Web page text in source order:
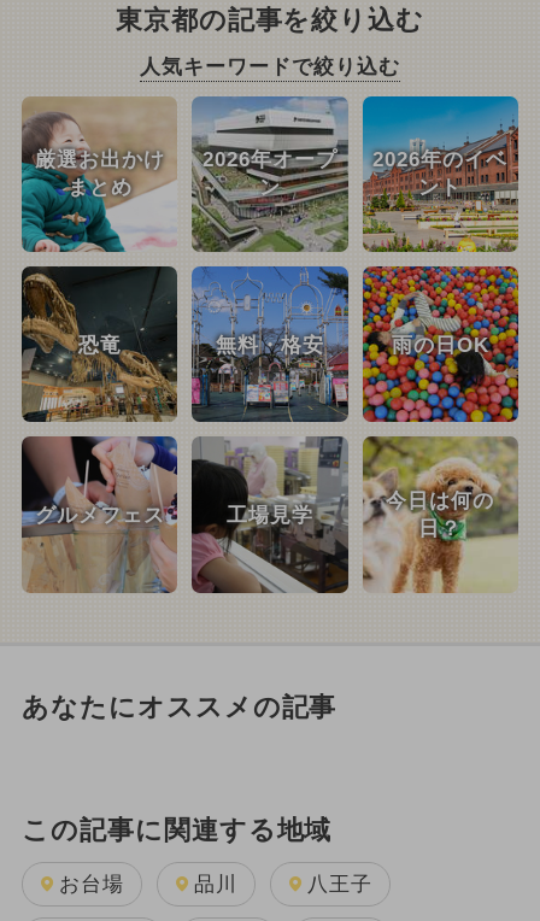
東京都の記事を絞り込む
人気キーワードで絞り込む
厳選お出かけ
まとめ
2026年オープ
ン
2026年のイベ
ント
恐竜 無料・格安 雨の日OK
グルメフェス 工場見学
今日は何の
日？
あなたにオススメの記事
この記事に関連する地域
お台場 品川 八王子